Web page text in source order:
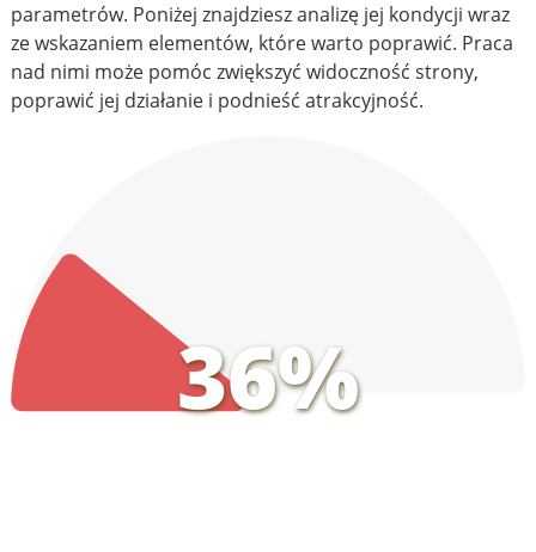
parametrów. Poniżej znajdziesz analizę jej kondycji wraz
ze wskazaniem elementów, które warto poprawić. Praca
nad nimi może pomóc zwiększyć widoczność strony,
poprawić jej działanie i podnieść atrakcyjność.
36%